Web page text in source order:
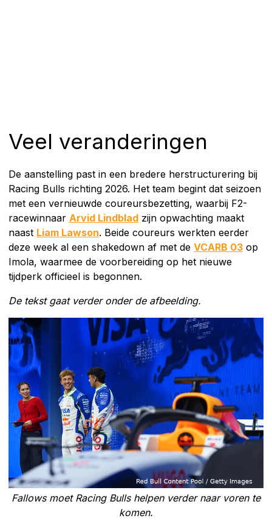
Veel veranderingen
De aanstelling past in een bredere herstructurering bij
Racing Bulls richting 2026. Het team begint dat seizoen
met een vernieuwde coureursbezetting, waarbij F2-
racewinnaar Arvid Lindblad zijn opwachting maakt
naast Liam Lawson. Beide coureurs werkten eerder
deze week al een shakedown af met de VCARB 03 op
Imola, waarmee de voorbereiding op het nieuwe
tijdperk officieel is begonnen.
De tekst gaat verder onder de afbeelding.
Fallows moet Racing Bulls helpen verder naar voren te
komen.